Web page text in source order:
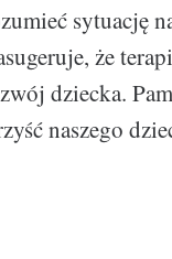
sytuację
że
dziecka.
naszego